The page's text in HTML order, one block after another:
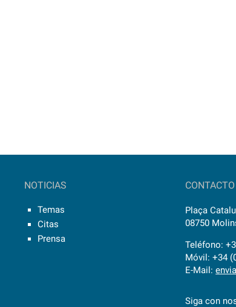
NOTICIAS
Temas
Citas
Prensa
CONTACTO
Plaça
08750
Teléfono:
Móvil: +34
E-Mail:
Siga con